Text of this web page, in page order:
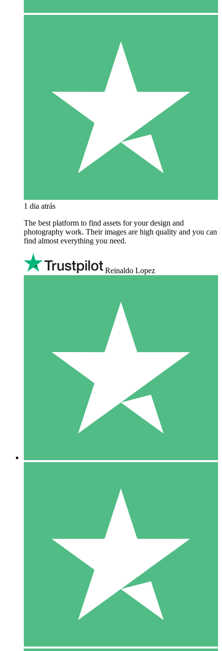
1 dia atrás
The best platform to find assets for your design and
photography work. Their images are high quality and you can
find almost everything you need.
Reinaldo Lopez